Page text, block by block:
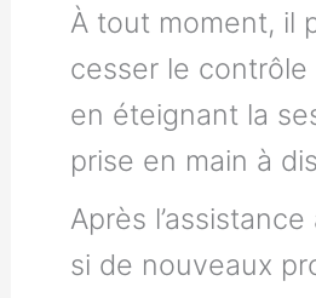
À tout moment, il
cesser le contrôle
en éteignant la
prise en main à
Après
si de nouveaux